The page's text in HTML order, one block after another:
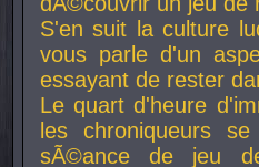
S'en suit la culture
vous parle d'un
essayant de rester
Le quart d'heure
les chroniqueurs
sÃ©ance de jeu